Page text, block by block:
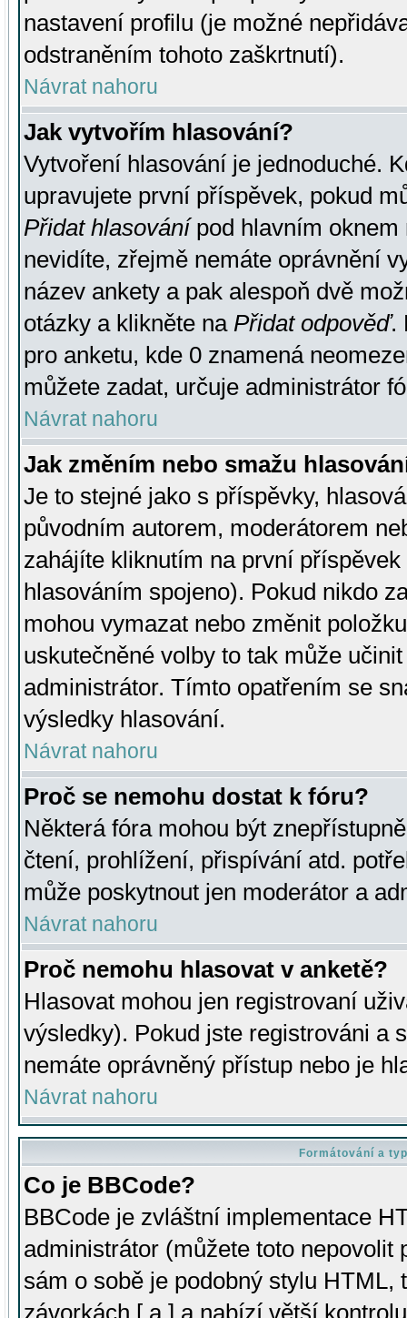
nastavení profilu (je možné
odstraněním tohoto zaškrtnutí).
Návrat nahoru
Jak vytvořím hlasování?
Vytvoření hlasování je jednoduché.
upravujete první příspěvek, pokud
Přidat hlasovánípod hlavním oknem
nevidíte, zřejmě nemáte oprávnění
název ankety a pak alespoň dvě
otázky a klikněte na Přidat odpověď.
pro anketu, kde 0 znamená
můžete zadat, určuje administrátor
Návrat nahoru
Jak změním nebo smažu
Je to stejné jako s příspěvky,
původním autorem, moderátorem
zahájíte kliknutím na první
hlasováním spojeno). Pokud nikdo
mohou vymazat nebo změnit
uskutečněné volby to tak může
administrátor. Tímto opatřením se
výsledky hlasování.
Návrat nahoru
Proč se nemohu dostat k fóru?
Některá fóra mohou být
čtení, prohlížení, přispívání atd.
může poskytnout jen moderátor a
Návrat nahoru
Proč nemohu hlasovat v anketě?
Hlasovat mohou jen registrovaní
výsledky). Pokud jste registrováni a
nemáte oprávněný přístup nebo je
Návrat nahoru
Formátování a
Co je BBCode?
BBCode je zvláštní implementace
administrátor (můžete toto
sám o sobě je podobný stylu HTML,
závorkách [ a ] a nabízí větší